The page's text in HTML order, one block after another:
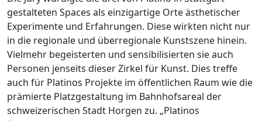
gestalteten Spaces als einzigartige Orte ästhetischer
Experimente und Erfahrungen. Diese wirkten nicht nur
in die regionale und überregionale Kunstszene hinein.
Vielmehr begeisterten und sensibilisierten sie auch
Personen jenseits dieser Zirkel für Kunst. Dies treffe
auch für Platinos Projekte im öffentlichen Raum wie die
prämierte Platzgestaltung im Bahnhofsareal der
schweizerischen Stadt Horgen zu. „Platinos